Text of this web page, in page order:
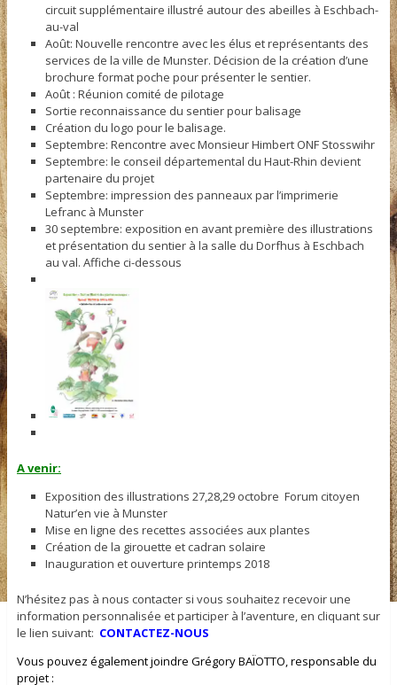
circuit supplémentaire illustré autour des abeilles à Eschbach-
au-val
Août: Nouvelle rencontre avec les élus et représentants des
services de la ville de Munster. Décision de la création d’une
brochure format poche pour présenter le sentier.
Août : Réunion comité de pilotage
Sortie reconnaissance du sentier pour balisage
Création du logo pour le balisage.
Septembre: Rencontre avec Monsieur Himbert ONF Stosswihr
Septembre: le conseil départemental du Haut-Rhin devient
partenaire du projet
Septembre: impression des panneaux par l’imprimerie
Lefranc à Munster
30 septembre: exposition en avant première des illustrations
et présentation du sentier à la salle du Dorfhus à Eschbach
au val. Affiche ci-dessous
A venir:
Exposition des illustrations 27,28,29 octobre Forum citoyen
Natur’en vie à Munster
Mise en ligne des recettes associées aux plantes
Création de la girouette et cadran solaire
Inauguration et ouverture printemps 2018
N’hésitez pas à nous contacter si vous souhaitez recevoir une
information personnalisée et participer à l’aventure, en cliquant sur
le lien suivant: CONTACTEZ-NOUS
Vous pouvez également joindre Grégory BAÏOTTO, responsable du
projet :